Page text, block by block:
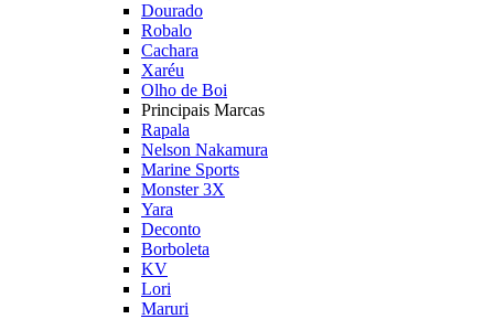
Dourado
Robalo
Cachara
Xaréu
Olho de Boi
Principais Marcas
Rapala
Nelson Nakamura
Marine Sports
Monster 3X
Yara
Deconto
Borboleta
KV
Lori
Maruri